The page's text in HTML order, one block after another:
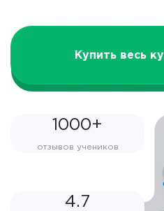
Купить весь
1000+
отзывов учеников
4.7